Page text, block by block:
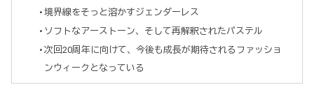
境界線をそっと溶かすジェンダーレス
ソフトなアーストーン、そして再解釈されたパステル
次回20周年に向けて、今後も成長が期待されるファッショ
ンウィークとなっている